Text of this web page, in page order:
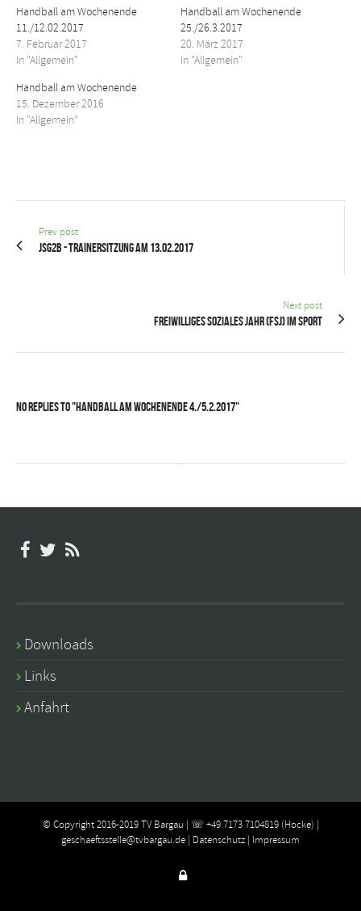
Handball am Wochenende
11./12.02.2017
7. Februar 2017
In "Allgemein"
Handball am Wochenende
25./26.3.2017
20. März 2017
In "Allgemein"
Handball am Wochenende
15. Dezember 2016
In "Allgemein"
Prev post
JSG2B - Trainersitzung am 13.02.2017
Next post
Freiwilliges Soziales Jahr (FSJ) im Sport
No Replies to "Handball am Wochenende 4./5.2.2017"
Downloads
Links
Anfahrt
© Copyright 2016-2019 TV Bargau | ☏ +49 7173 7104819 (Hocke) |
geschaeftsstelle@tvbargau.de | Datenschutz | Impressum